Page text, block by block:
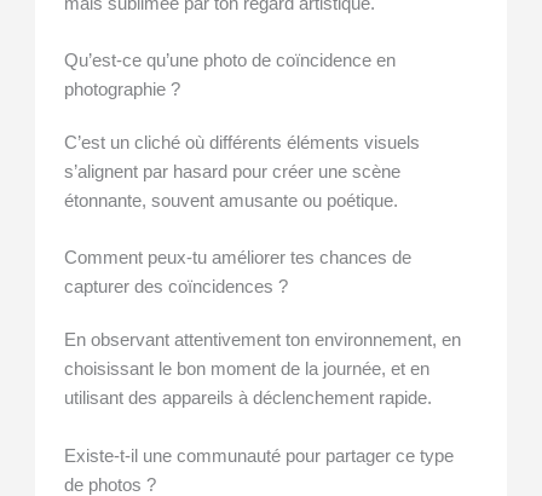
Qu’est-ce qu’une photo de coïncidence en
photographie ?
C’est un cliché où différents éléments visuels
s’alignent par hasard pour créer une scène
étonnante, souvent amusante ou poétique.
Comment peux-tu améliorer tes chances de
capturer des coïncidences ?
En observant attentivement ton environnement, en
choisissant le bon moment de la journée, et en
utilisant des appareils à déclenchement rapide.
Existe-t-il une communauté pour partager ce type
de photos ?